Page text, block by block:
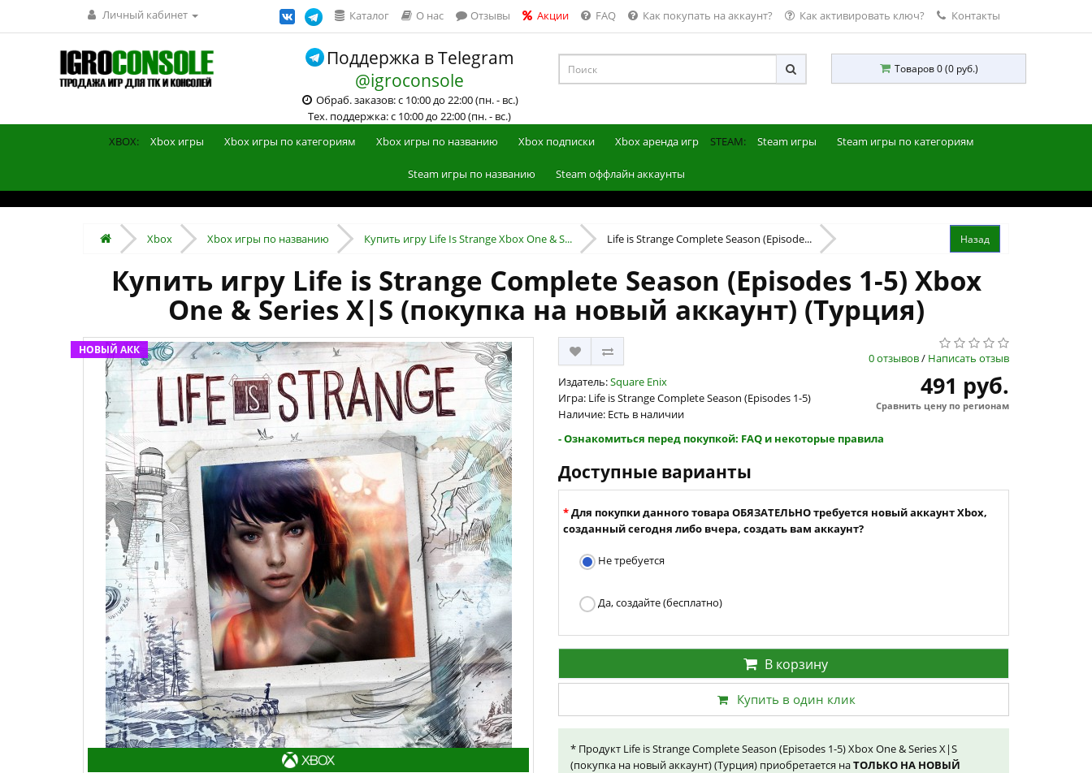
Личный кабинет Каталог О нас Отзывы Акции FAQ Как покупать на аккаунт? Как активировать ключ? Контакты
Поддержка в Telegram
@igroconsole
Обраб. заказов: с 10:00 до 22:00 (пн. - вс.)
Тех. поддержка: с 10:00 до 22:00 (пн. - вс.)
Товаров 0 (0 руб.)
XBOX: Xbox игры Xbox игры по категориям Xbox игры по названию Xbox подписки Xbox аренда игр STEAM: Steam игры Steam игры по категориям
Steam игры по названию Steam оффлайн аккаунты
Xbox Xbox игры по названию Купить игру Life Is Strange Xbox One & S... Life is Strange Complete Season (Episode...
Купить игру Life is Strange Complete Season (Episodes 1-5) Xbox
One & Series X|S (покупка на новый аккаунт) (Турция)
НОВЫЙ АКК
0 отзывов/ Написать отзыв
Издатель:Square Enix
Игра: Life is Strange Complete Season (Episodes 1-5)
Наличие: Есть в наличии
491 руб.
Сравнить цену по регионам
- Ознакомиться перед покупкой: FAQ и некоторые правила
Доступные варианты
Для покупки данного товара ОБЯЗАТЕЛЬНО требуется новый аккаунт Xbox,
созданный сегодня либо вчера, создать вам аккаунт?
Не требуется
Да, создайте (бесплатно)
В корзину
Купить в один клик
* Продукт Life is Strange Complete Season (Episodes 1-5) Xbox One & Series X|S
(покупка на новый аккаунт) (Турция) приобретается наТОЛЬКО НА НОВЫЙ